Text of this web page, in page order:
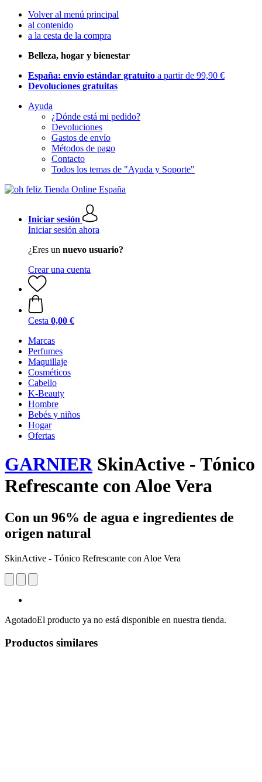
Volver al menú principal
al contenido
a la cesta de la compra
Belleza, hogar y bienestar
España: envío estándar gratuito a partir de 99,90 €
Devoluciones gratuitas
Ayuda
¿Dónde está mi pedido?
Devoluciones
Gastos de envío
Métodos de pago
Contacto
Todos los temas de "Ayuda y Soporte"
Iniciar sesión
Iniciar sesión ahora
¿Eres un nuevo usuario?
Crear una cuenta
Cesta 0,00 €
Marcas
Perfumes
Maquillaje
Cosméticos
Cabello
K-Beauty
Hombre
Bebés y niños
Hogar
Ofertas
GARNIERSkinActive - Tónico
Refrescante con Aloe Vera
Con un 96% de agua e ingredientes de
origen natural
SkinActive - Tónico Refrescante con Aloe Vera
AgotadoEl producto ya no está disponible en nuestra tienda.
Productos similares